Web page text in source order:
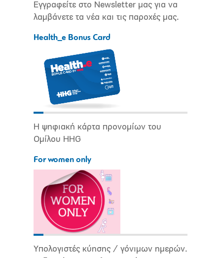
Εγγραφείτε στο Newsletter μας για να
λαμβάνετε τα νέα και τις παροχές μας.
Health_e Bonus Card
Η ψηφιακή κάρτα προνομίων του
Ομίλου HHG
For women only
Υπολογιστές κύησης / γόνιμων ημερών.